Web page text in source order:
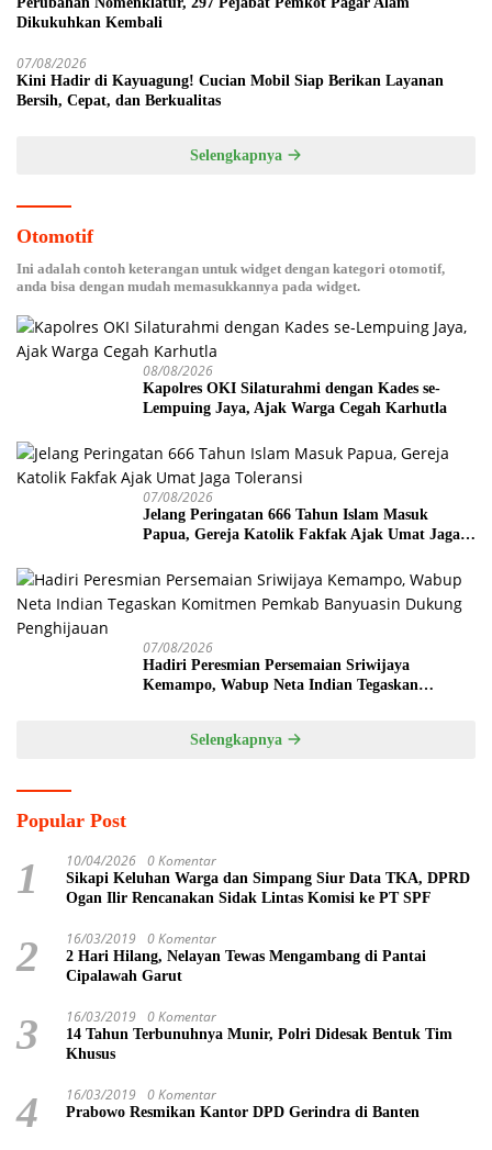
Dikukuhkan Kembali
07/08/2026
Kini Hadir di Kayuagung! Cucian Mobil Siap Berikan Layanan
Bersih, Cepat, dan Berkualitas
Selengkapnya
Otomotif
Ini adalah contoh keterangan untuk widget dengan kategori otomotif,
anda bisa dengan mudah memasukkannya pada widget.
08/08/2026
Kapolres OKI Silaturahmi dengan Kades se-
Lempuing Jaya, Ajak Warga Cegah Karhutla
07/08/2026
Jelang Peringatan 666 Tahun Islam Masuk
Papua, Gereja Katolik Fakfak Ajak Umat Jaga
07/08/2026
Hadiri Peresmian Persemaian Sriwijaya
Kemampo, Wabup Neta Indian Tegaskan
Selengkapnya
Popular Post
1 10/04/2026 0 Komentar
Sikapi Keluhan Warga dan Simpang Siur Data TKA, DPRD
Ogan Ilir Rencanakan Sidak Lintas Komisi ke PT SPF
2 16/03/2019 0 Komentar
2 Hari Hilang, Nelayan Tewas Mengambang di Pantai
Cipalawah Garut
3 16/03/2019 0 Komentar
14 Tahun Terbunuhnya Munir, Polri Didesak Bentuk Tim
Khusus
4 16/03/2019 0 Komentar
Prabowo Resmikan Kantor DPD Gerindra di Banten